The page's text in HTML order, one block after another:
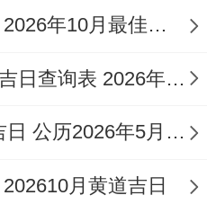
但黄历「宜拆卸、修
运势有正面的作用.
鼠人需避开），时
量提升整体运势。
2026年10月上梁吉日 2026年10月最佳的上梁吉日一览表
2026年12月黄历黄道吉日查询表 2026年12月26号黄历查询
2026年5月安床黄道吉日 公历2026年5月安床
月黄道吉日